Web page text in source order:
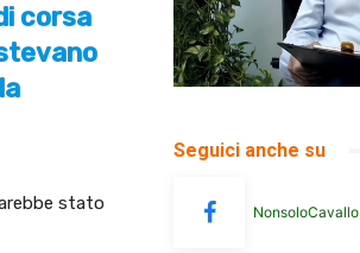
corsa
stato
Seguici anche su
NonsoloCavallo